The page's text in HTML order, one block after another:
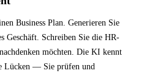
Business Plan. Generieren Sie
Geschäft. Schreiben Sie die HR-
möchten. Die KI kennt
Lücken — Sie prüfen und